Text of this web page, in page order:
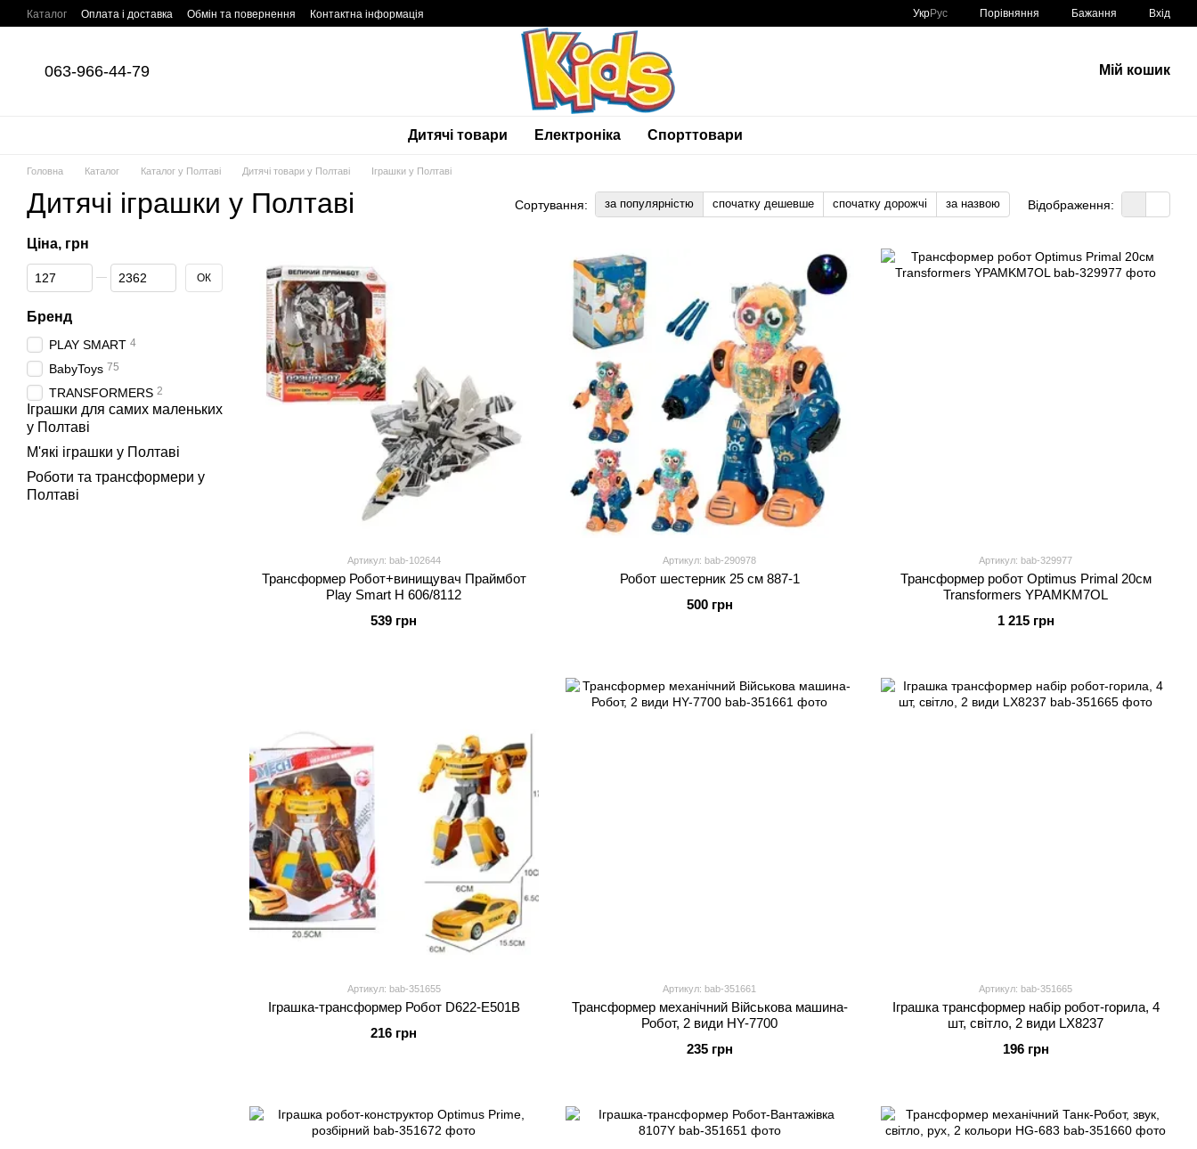
Перейти до основного контенту
Каталог Оплата і доставка Обмін та повернення Контактна інформація УкрРус Порівняння Бажання Вхід
063-966-44-79 Мій кошик
Дитячі товари Електроніка Спорттовари
Головна Каталог Каталог у Полтаві Дитячі товари у Полтаві Іграшки у Полтаві
Дитячі іграшки у Полтаві Сортування: за популярністю спочатку дешевше спочатку дорожчі за назвою Відображення:
Артикул: bab-102644
Трансформер Робот+винищувач Праймбот
Play Smart H 606/8112
539 грн
Артикул: bab-290978
Робот шестерник 25 см 887-1
500 грн
Артикул: bab-329977
Трансформер робот Optimus Primal 20см
Transformers YPAMKM7OL
1 215 грн
Артикул: bab-351655
Іграшка-трансформер Робот D622-E501B
216 грн
Артикул: bab-351661
Трансформер механічний Військова машина-
Робот, 2 види HY-7700
235 грн
Артикул: bab-351665
Іграшка трансформер набір робот-горила, 4
шт, світло, 2 види LX8237
196 грн
Ціна, грн
Від Ціна, грн
До Ціна, грн ОК
Бренд
PLAY SMART 4
BabyToys 75
TRANSFORMERS 2
Іграшки для самих маленьких
у Полтаві
М'які іграшки у Полтаві
Роботи та трансформери у
Полтаві